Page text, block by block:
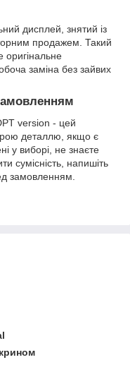
дисплей, знятий із
продажем. Такий
оригінальне
заміна без зайвих
version - цей
деталлю, якщо є
у виборі, не знаєте
сумісність, напишіть
замовленням.